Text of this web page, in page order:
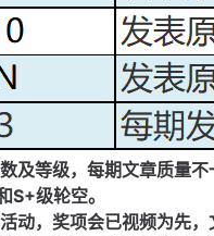
及等级，每期文章质量
S+级轮空。
动，奖项会已视频为先，